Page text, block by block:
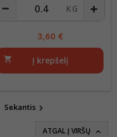
3,60 €
shopping_cart Į krepšelį
Sekantis 
ATGAL Į VIRŠŲ 